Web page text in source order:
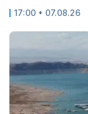
17:00 • 07.08.26